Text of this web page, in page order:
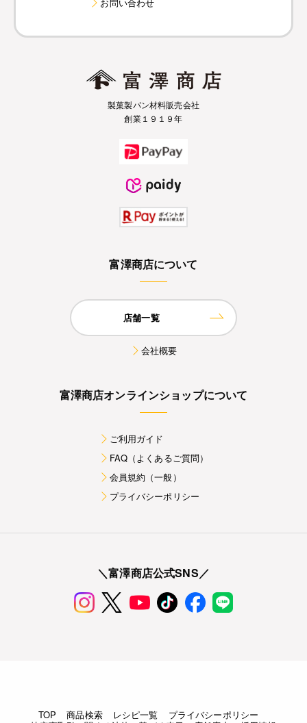
製菓製パン材料販売会社
創業１９１９年
富澤商店について
店舗一覧
会社概要
富澤商店オンラインショップについて
ご利用ガイド
FAQ（よくあるご質問）
会員規約（一般）
プライバシーポリシー
＼富澤商店公式SNS／
TOP 商品検索 レシピ一覧
プライバシーポリシー